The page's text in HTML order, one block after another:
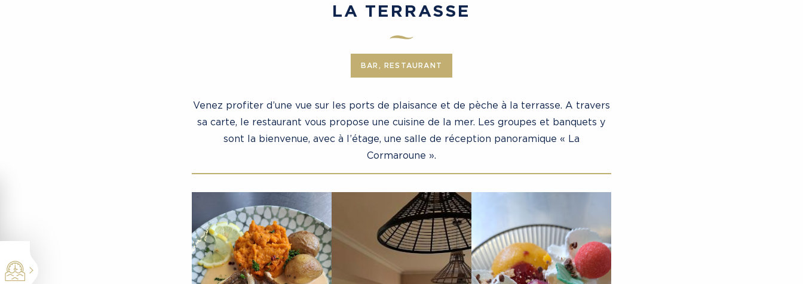
LA TERRASSE
BAR, RESTAURANT
Venez profiter d’une vue sur les ports de plaisance et de pèche à la terrasse. A travers
sa carte, le restaurant vous propose une cuisine de la mer. Les groupes et banquets y
sont la bienvenue, avec à l’étage, une salle de réception panoramique « La
Cormaroune ».